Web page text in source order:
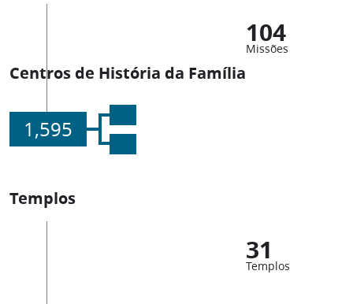
104
Missões
Centros de História da Família
1,595
Templos
31
Templos